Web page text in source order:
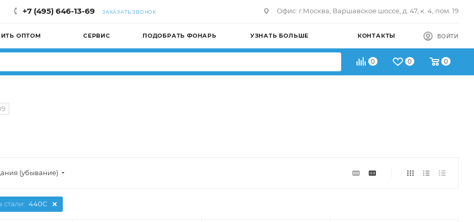
+7 (495) 646-13-69 ЗАКАЗАТЬ ЗВОНОК Офис: г.Москва, Варшавское шоссе, д. 47, к. 4, пом. 19
ОПТОМ СЕРВИС ПОДОБРАТЬ ФОНАРЬ УЗНАТЬ БОЛЬШЕ КОНТАКТЫ ВОЙТИ
0 0 0
(убывание)
стали: 440C